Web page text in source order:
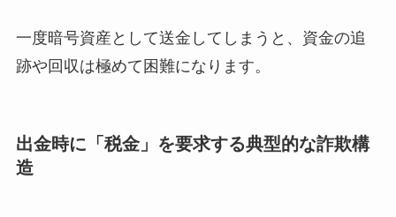
一度暗号資産として送金してしまうと、資金の追
跡や回収は極めて困難になります。
出金時に「税金」を要求する典型的な詐欺構
造